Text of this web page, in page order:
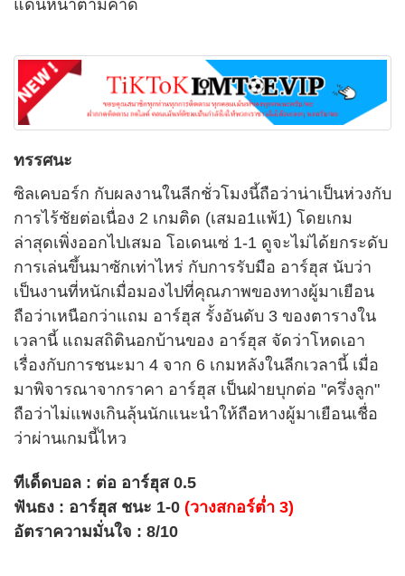
แดนหน้าตามคาด
ทรรศนะ
ซิลเคบอร์ก กับผลงานในลีกชั่วโมงนี้ถือว่าน่าเป็นห่วงกับ
การไร้ชัยต่อเนื่อง 2 เกมติด (เสมอ1แพ้1) โดยเกม
ล่าสุดเพิ่งออกไปเสมอ โอเดนเซ่ 1-1 ดูจะไม่ได้ยกระดับ
การเล่นขึ้นมาซักเท่าไหร่ กับการรับมือ อาร์ฮุส นับว่า
เป็นงานที่หนักเมื่อมองไปที่คุณภาพของทางผู้มาเยือน
ถือว่าเหนือกว่าแถม อาร์ฮุส รั้งอันดับ 3 ของตารางใน
เวลานี้ แถมสถิตินอกบ้านของ อาร์ฮุส จัดว่าโหดเอา
เรื่องกับการชนะมา 4 จาก 6 เกมหลังในลีกเวลานี้ เมื่อ
มาพิจารณาจากราคา อาร์ฮุส เป็นฝ่ายบุกต่อ "ครึ่งลูก"
ถือว่าไม่แพงเกินลุ้นนักแนะนำให้ถือหางผู้มาเยือนเชื่อ
ว่าผ่านเกมนี้ไหว
ทีเด็ดบอล : ต่อ อาร์ฮุส 0.5
ฟันธง : อาร์ฮุส ชนะ 1-0 (วางสกอร์ต่ำ 3)
อัตราความมั่นใจ : 8/10